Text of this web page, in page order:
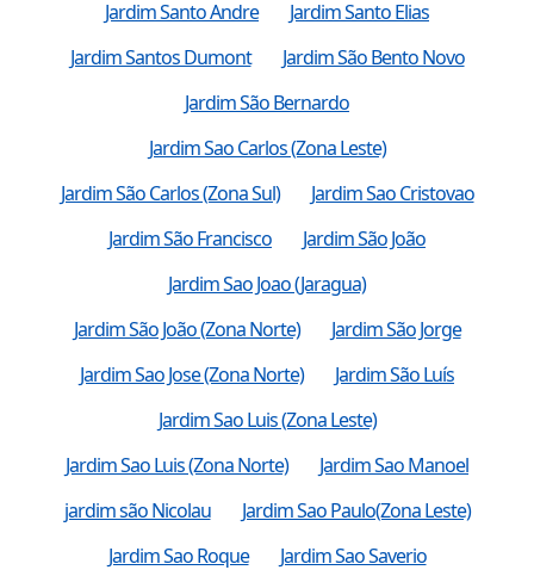
Jardim Santo Andre
Jardim Santo Elias
Jardim Santos Dumont
Jardim São Bento Novo
Jardim São Bernardo
Jardim Sao Carlos (Zona Leste)
Jardim São Carlos (Zona Sul)
Jardim Sao Cristovao
Jardim São Francisco
Jardim São João
Jardim Sao Joao (Jaragua)
Jardim São João (Zona Norte)
Jardim São Jorge
Jardim Sao Jose (Zona Norte)
Jardim São Luís
Jardim Sao Luis (Zona Leste)
Jardim Sao Luis (Zona Norte)
Jardim Sao Manoel
jardim são Nicolau
Jardim Sao Paulo(Zona Leste)
Jardim Sao Roque
Jardim Sao Saverio